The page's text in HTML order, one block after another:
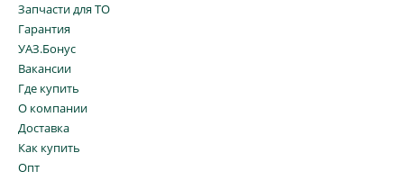
Запчасти для ТО
Гарантия
УАЗ.Бонус
Вакансии
Где купить
О компании
Доставка
Как купить
Опт